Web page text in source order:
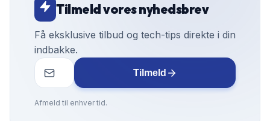
Tilmeld vores nyhedsbrev
Få eksklusive tilbud og tech-tips direkte i din
indbakke.
Tilmeld
Afmeld til enhver tid.